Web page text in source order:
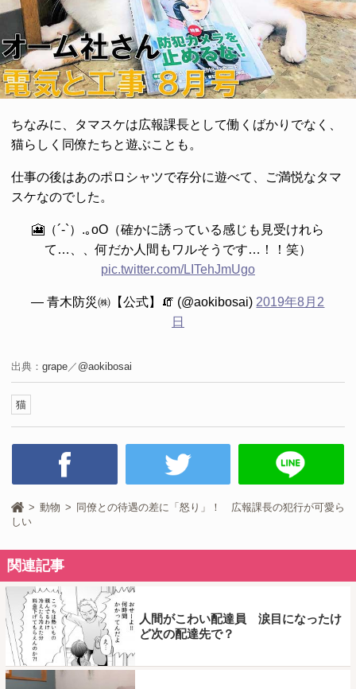
ちなみに、タマスケは広報課長として働くばかりでなく、
猫らしく同僚たちと遊ぶことも。
仕事の後はあのポロシャツで存分に遊べて、ご満悦なタマ
スケなのでした。
🎦（´-`）.｡oO（確かに誘っている感じも見受けれら
て…、、何だか人間もワルそうです…！！笑）
pic.twitter.com/LITehJmUgo
— 青木防災㈱【公式】🧯 (@aokibosai) 2019年8月2
日
出典： grape ／ @aokibosai
猫
動物
同僚との待遇の差に「怒り」！ 広報課長の犯行が可愛ら
しい
関連記事
人間がこわい配達員 涙目になったけ
ど次の配達先で？